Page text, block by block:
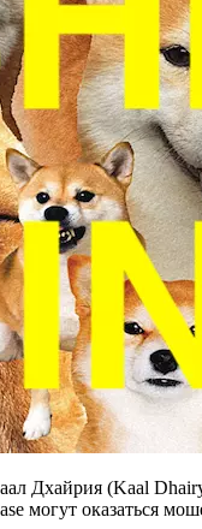
Дхайрия (Kaal
могут оказаться